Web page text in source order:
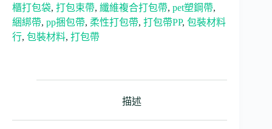
櫃打包袋, 打包束帶, 纖維複合打包帶, pet塑鋼帶,
綑綁帶, pp捆包帶, 柔性打包帶, 打包帶PP, 包裝材料
行, 包裝材料, 打包帶
描述